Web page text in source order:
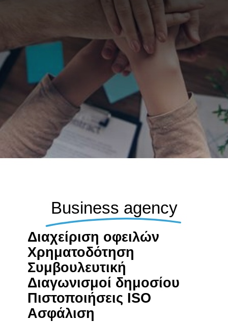
Business agency
Διαχείριση οφειλών
Χρηματοδότηση
Συμβουλευτική
Διαγωνισμοί δημοσίου
Πιστοποιήσεις ISO
Aσφάλιση